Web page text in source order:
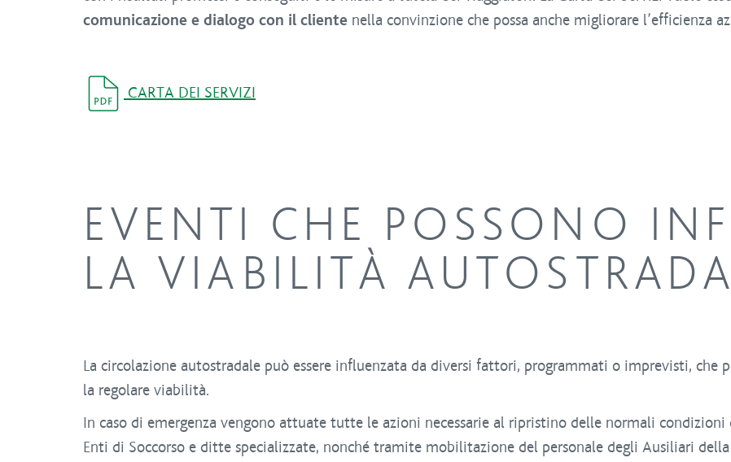
comunicazione e dialogo con il cliente nella convinzione che possa anche migliorare l’efficienza
CARTA DEI SERVIZI
EVENTI CHE POSSONO
LA VIABILITÀ
La circolazione autostradale può essere influenzata da diversi fattori, programmati o imprevisti, che
la regolare viabilità.
In caso di emergenza vengono attuate tutte le azioni necessarie al ripristino delle normali
Enti di Soccorso e ditte specializzate, nonché tramite mobilitazione del personale degli Ausiliari